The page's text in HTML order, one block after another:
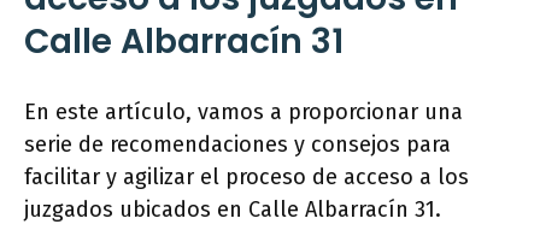
Calle Albarracín 31
En este artículo, vamos a proporcionar una
serie de recomendaciones y consejos para
facilitar y agilizar el proceso de acceso a los
juzgados ubicados en Calle Albarracín 31.